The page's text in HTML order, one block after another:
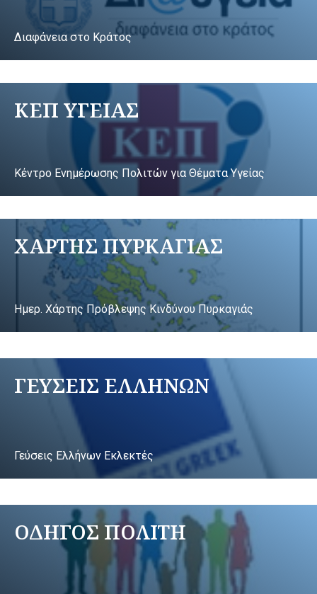
Διαφάνεια στο Κράτος
ΚΕΠ ΥΓΕΙΑΣ
Κέντρο Ενημέρωσης Πολιτών για Θέματα Υγείας
ΧΑΡΤΗΣ ΠΥΡΚΑΓΙΑΣ
Ημερ. Χάρτης Πρόβλεψης Κινδύνου Πυρκαγιάς
ΓΕΥΣΕΙΣ ΕΛΛΗΝΩΝ
Γεύσεις Ελλήνων Εκλεκτές
ΟΔΗΓΟΣ ΠΟΛΙΤΗ